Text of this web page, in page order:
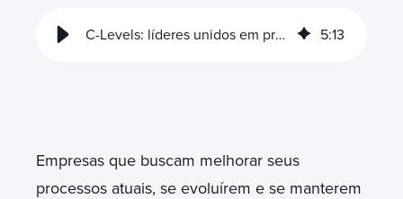
C-Levels: líderes unidos em projetos de transformação digital 5:13
Empresas que buscam melhorar seus
processos atuais, se evoluírem e se manterem